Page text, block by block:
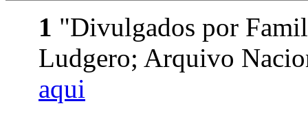
1 "Divulgados por
Ludgero; Arquivo
aqui